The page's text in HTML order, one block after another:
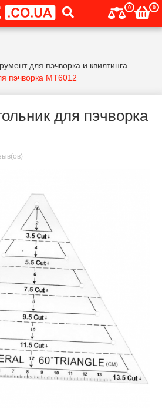
0 0
для пэчворка и квилтинга
пэчворка MT6012
для пэчворка